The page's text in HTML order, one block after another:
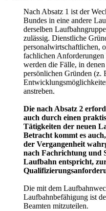
Nach Absatz 1 ist der
Bundes in eine andere
derselben
zulässig. Dienstliche
personalwirtschaftlichen,
fachlichen
werden die Fälle, in
persönlichen Gründen (z.
anstreben.
Die nach Absatz 2
auch durch einen
Tätigkeiten der neuen
Betracht kommt es
der Vergangenheit
nach Fachrichtung und
Laufbahn entspricht,
Die mit dem
Laufbahnbefähigung ist
Beamten mitzuteilen.